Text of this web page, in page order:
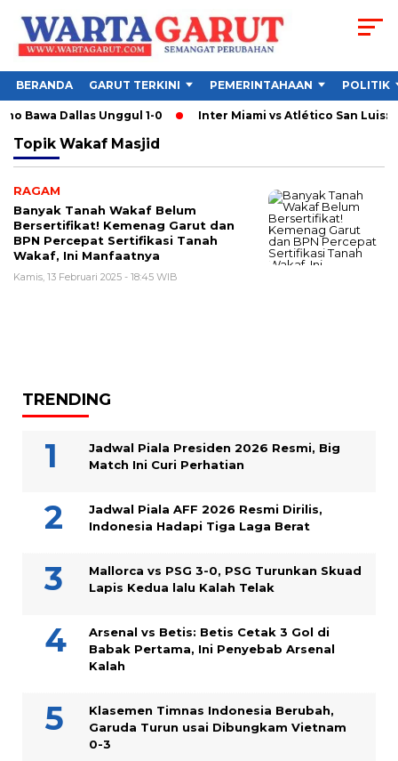
BERANDA GARUT TERKINI PEMERINTAHAAN POLITIK
Bawa Dallas Unggul 1-0 Inter Miami vs Atlético San Luis:
Topik Wakaf Masjid
RAGAM
Banyak Tanah Wakaf Belum
Bersertifikat! Kemenag Garut dan
BPN Percepat Sertifikasi Tanah
Wakaf, Ini Manfaatnya
Kamis, 13 Februari 2025 - 18:45 WIB
TRENDING
Jadwal Piala Presiden 2026 Resmi, Big
Match Ini Curi Perhatian
Jadwal Piala AFF 2026 Resmi Dirilis,
Indonesia Hadapi Tiga Laga Berat
Mallorca vs PSG 3-0, PSG Turunkan Skuad
Lapis Kedua lalu Kalah Telak
Arsenal vs Betis: Betis Cetak 3 Gol di
Babak Pertama, Ini Penyebab Arsenal
Kalah
Klasemen Timnas Indonesia Berubah,
Garuda Turun usai Dibungkam Vietnam
0-3